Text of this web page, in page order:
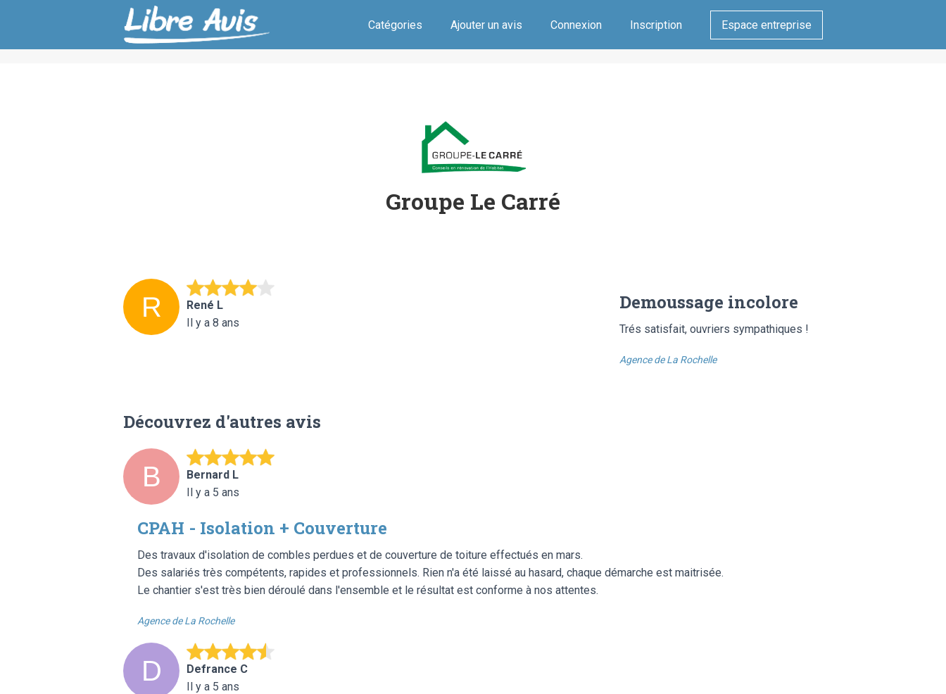
Catégories Ajouter un avis Connexion Inscription Espace entreprise
Groupe Le Carré
René L
Il y a 8 ans
Demoussage incolore
Trés satisfait, ouvriers sympathiques !
Agence de La Rochelle
Découvrez d'autres avis
Bernard L
Il y a 5 ans
CPAH - Isolation + Couverture
Des travaux d'isolation de combles perdues et de couverture de toiture effectués en mars.
Des salariés très compétents, rapides et professionnels. Rien n'a été laissé au hasard, chaque démarche est maitrisée.
Le chantier s'est très bien déroulé dans l'ensemble et le résultat est conforme à nos attentes.
Agence de La Rochelle
Defrance C
Il y a 5 ans